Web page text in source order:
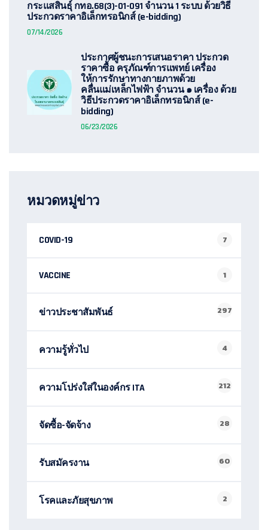
กระแสสินธุ์ กทอ.68(3)-01-091 จำนวน 1 ระบบ ด้วยวิธี
ประกวดราคาอิเล็กทรอนิกส์ (e-bidding)
07/14/2026
ประกาศผู้ชนะการเสนอราคา ประกวด
ราคาซื้อ ครุภัณฑ์การแพทย์ เครื่อง
ให้การรักษาทางกายภาพด้วย
คลื่นแม่เหล็กไฟฟ้า จำนวน ๑ เครื่อง ด้วย
วิธีประกวดราคาอิเล็กทรอนิกส์ (e-
bidding)
06/23/2026
หมวดหมู่ข่าว
COVID-19 7
VACCINE 1
ข่าวประชาสัมพันธ์ 297
ความรู้ทั่วไป 4
ความโปร่งใส่ในองค์กร ITA 212
จัดซื้อ-จัดจ้าง 28
รับสมัครงาน 60
โรคและภัยสุขภาพ 2